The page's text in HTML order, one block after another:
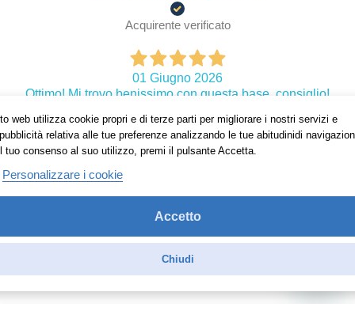
Acquirente verificato
01 Giugno 2026
Ottimo! Mi trovo benissimo con questa base, consiglio!
Acquirente verificato
Ottimo prodotto. Ideale per i miei mix. Consigliato.
web utilizza cookie propri e di terze parti per migliorare i nostri servizi e
relativa alle tue preferenze analizzando le tue abitudinidi
tuo consenso al suo utilizzo, premi il pulsante Accetta.
Personalizzare i cookie
Accetto
Chiudi